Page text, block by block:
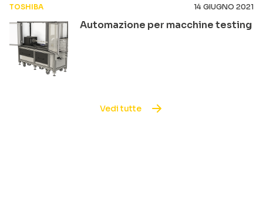
TOSHIBA 14 GIUGNO 2021
Automazione per macchine testing
Vedi tutte